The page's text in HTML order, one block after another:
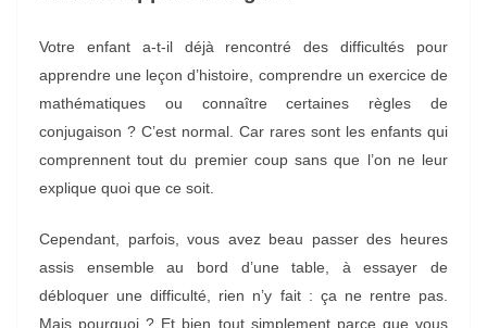
Votre enfant a-t-il déjà rencontré des difficultés pour
apprendre une leçon d’histoire, comprendre un exercice de
mathématiques ou connaître certaines règles de
conjugaison ? C’est normal. Car rares sont les enfants qui
comprennent tout du premier coup sans que l’on ne leur
explique quoi que ce soit.
Cependant, parfois, vous avez beau passer des heures
assis ensemble au bord d’une table, à essayer de
débloquer une difficulté, rien n’y fait : ça ne rentre pas.
Mais pourquoi ? Et bien tout simplement parce que vous